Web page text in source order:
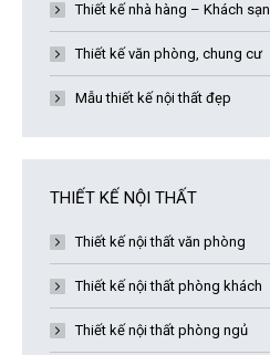
Thiết kế nhà hàng – Khách sạn
Thiết kế văn phòng, chung cư
Mẫu thiết kế nội thất đẹp
THIẾT KẾ NỘI THẤT
Thiết kế nội thất văn phòng
Thiết kế nội thất phòng khách
Thiết kế nội thất phòng ngủ